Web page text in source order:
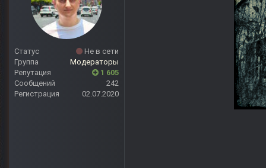
Статус
Не в сети
Группа
Модераторы
Репутация
1 605
Сообщений
242
Регистрация
02.07.2020